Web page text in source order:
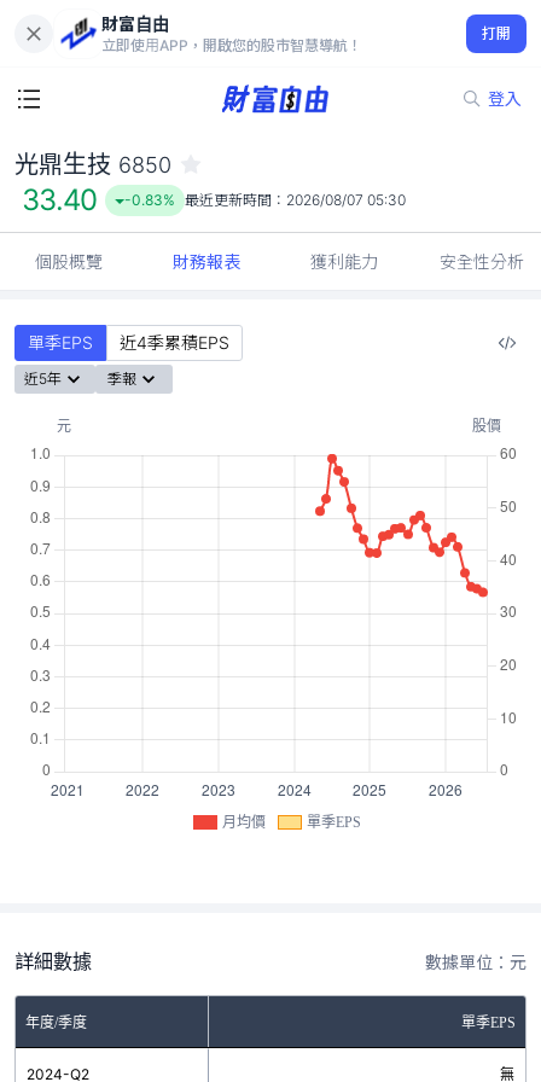
財富自由
立即使用APP，開啟您的股市智慧導航！
打開
登入
33.40
-0.83%
光鼎生技 6850
33.40 -0.83% 最近更新時間： 2026/08/07 05:30
個股概覽 財務報表 獲利能力 安全性分析
單季EPS 近4季累積EPS
近5年 季報
月均價 單季EPS
詳細數據 數據單位：元
年度/季度 單季EPS
2024-Q2 無